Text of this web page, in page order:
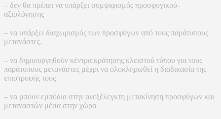
– δεν θα πρέπει να υπάρξει συμψιφισμός προσφυγικού-
αξιολόγησης
– να υπάρξει διαχωρισμός των προσφύγων από τους παράτυπους
μετανάστες.
– να δημιουργηθούν κέντρα κράτησης κλειστού τύπου για τους
παράτυπους μετανάστες μέχρι να ολοκληρωθεί η διαδικασία της
επιστροφής τους
– να μπουν εμπόδια στην ανεξέλεγκτη μετακίνηση προσφύγων και
μεταναστών μέσα στην χώρα